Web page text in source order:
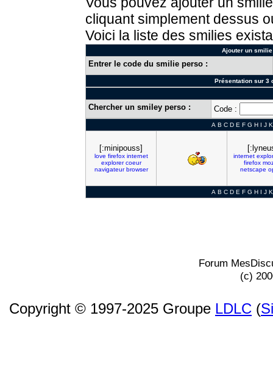
cliquant simplement dessus
Voici la liste des smilies
Ajouter un
Entrer le code du smilie perso :
Présentation sur 3
Chercher un smiley perso : Code :
A B C D E F G H I J K
[:minipouss]
love firefox internet
explorer coeur
navigateur browser
internet
firefox
netscape
A B C D E F G H I J K
Forum
(c)
Copyright © 1997-2025 Groupe LDLC (